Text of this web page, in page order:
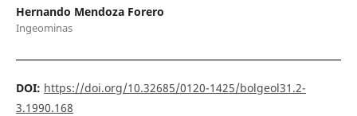
Hernando Mendoza Forero
Ingeominas
DOI: https://doi.org/10.32685/0120-1425/bolgeol31.2-
3.1990.168